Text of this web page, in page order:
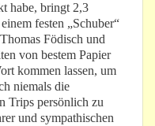
habe, bringt 2,3
festen „Schuber“
Födisch und
von bestem Papier
kommen lassen, um
niemals die
Trips persönlich zu
und sympathischen